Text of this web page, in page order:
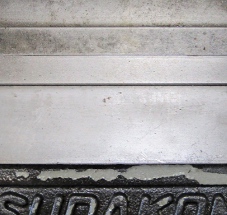
電話でも受け付けております
0569-21-7375
平日9:00~17:00
カテゴリー一覧
ング (7)